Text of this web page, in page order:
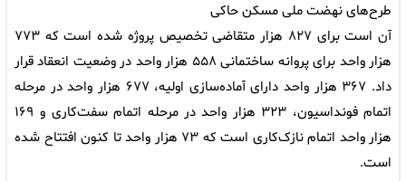
طرح‌های نهضت ملی مسکن حاکی
آن است برای ۸۲۷ هزار متقاضی تخصیص پروژه شده است که ۷۷۳
هزار واحد برای پروانه ساختمانی ۵۵۸ هزار واحد در وضعیت انعقاد قرار
داد. ۳۶۷ هزار واحد دارای آماده‌سازی اولیه، ۶۷۷ هزار واحد در مرحله
اتمام فونداسیون، ۳۲۳ هزار واحد در مرحله اتمام سفت‌کاری و ۱۶۹
هزار واحد اتمام نازک‌کاری است که ۷۳ هزار واحد تا کنون افتتاح شده
است.